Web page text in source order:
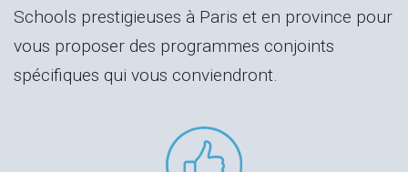
Schools prestigieuses à Paris et en province pour
vous proposer des programmes conjoints
spécifiques qui vous conviendront.